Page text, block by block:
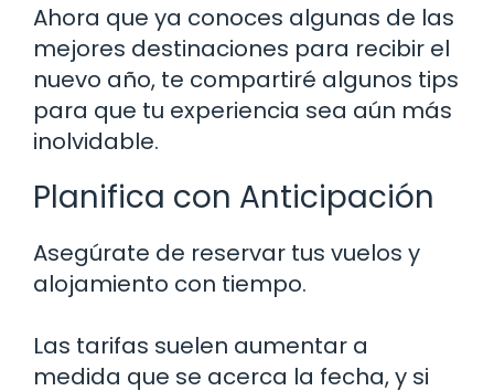
Ahora que ya conoces algunas de las
mejores destinaciones para recibir el
nuevo año, te compartiré algunos tips
para que tu experiencia sea aún más
inolvidable.
Planifica con Anticipación
Asegúrate de reservar tus vuelos y
alojamiento con tiempo.
Las tarifas suelen aumentar a
medida que se acerca la fecha, y si